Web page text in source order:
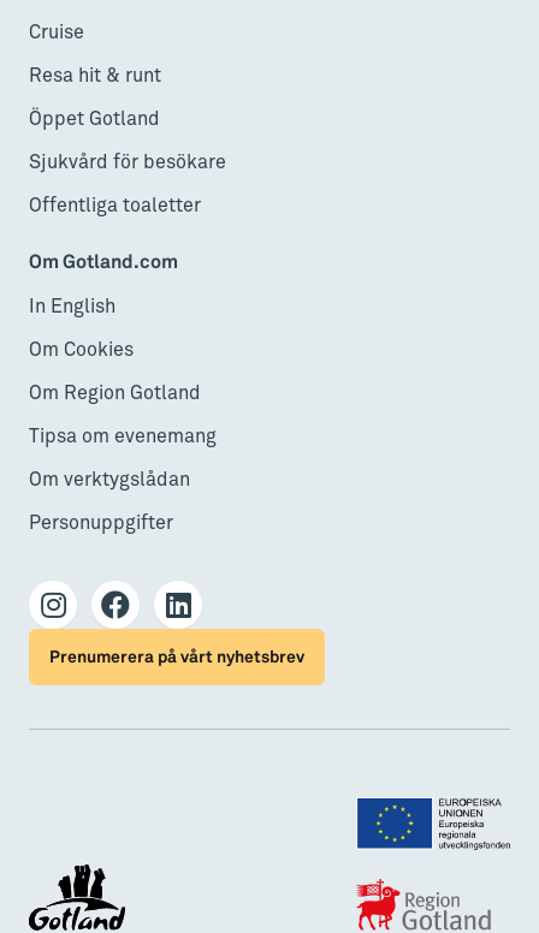
Cruise
Resa hit & runt
Öppet Gotland
Sjukvård för besökare
Offentliga toaletter
Om Gotland.com
In English
Om Cookies
Om Region Gotland
Tipsa om evenemang
Om verktygslådan
Personuppgifter
Prenumerera på vårt nyhetsbrev